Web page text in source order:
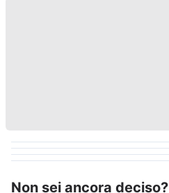
Non sei ancora deciso?